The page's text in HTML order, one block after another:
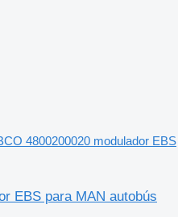
4800200020 modulador EBS
EBS para MAN autobús